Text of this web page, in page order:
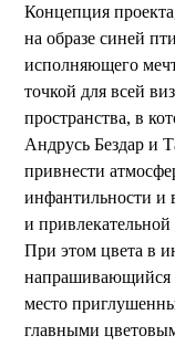
Концепция
на образе синей
исполняющего
точкой для всей
пространства, в
Андрусь Бездар и
привнести
инфантильности и
и привлекательной
При этом цвета в
напрашивающийся
место
главными